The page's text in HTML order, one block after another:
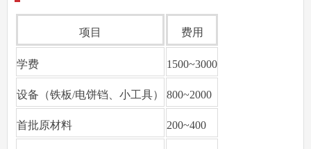
项目 费用
学费 1500~3000
设备（铁板/电饼铛、小工具） 800~2000
首批原材料 200~400